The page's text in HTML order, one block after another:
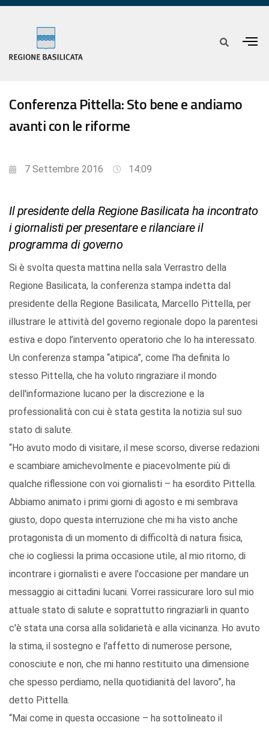
Conferenza Pittella: Sto bene e andiamo
avanti con le riforme
7 Settembre 2016 14:09
Il presidente della Regione Basilicata ha incontrato
i giornalisti per presentare e rilanciare il
programma di governo
Si è svolta questa mattina nella sala Verrastro della
Regione Basilicata, la conferenza stampa indetta dal
presidente della Regione Basilicata, Marcello Pittella, per
illustrare le attività del governo regionale dopo la parentesi
estiva e dopo l’intervento operatorio che lo ha interessato.
Un conferenza stampa “atipica”, come l'ha definita lo
stesso Pittella, che ha voluto ringraziare il mondo
dell'informazione lucano per la discrezione e la
professionalità con cui è stata gestita la notizia sul suo
stato di salute.
“Ho avuto modo di visitare, il mese scorso, diverse redazioni
e scambiare amichevolmente e piacevolmente più di
qualche riflessione con voi giornalisti – ha esordito Pittella.
Abbiamo animato i primi giorni di agosto e mi sembrava
giusto, dopo questa interruzione che mi ha visto anche
protagonista di un momento di difficoltà di natura fisica,
che io cogliessi la prima occasione utile, al mio ritorno, di
incontrare i giornalisti e avere l'occasione per mandare un
messaggio ai cittadini lucani. Vorrei rassicurare loro sul mio
attuale stato di salute e soprattutto ringraziarli in quanto
c'è stata una corsa alla solidarietà e alla vicinanza. Ho avuto
la stima, il sostegno e l'affetto di numerose persone,
conosciute e non, che mi hanno restituito una dimensione
che spesso perdiamo, nella quotidianità del lavoro”, ha
detto Pittella.
“Mai come in questa occasione – ha sottolineato il